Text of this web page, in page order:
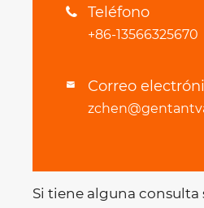
 Teléfono
+86-13566325670
 Correo
Si tiene alguna